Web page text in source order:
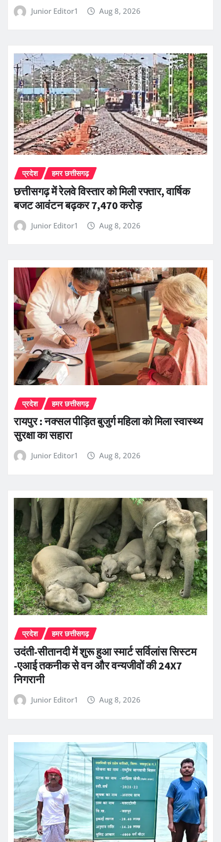
Junior Editor1 Aug 8, 2026
प्रदेश हमर छत्तीसगढ़
छत्तीसगढ़ में रेलवे विस्तार को मिली रफ्तार, वार्षिक
बजट आवंटन बढ़कर 7,470 करोड़
Junior Editor1 Aug 8, 2026
प्रदेश हमर छत्तीसगढ़
रायपुर : नक्सल पीड़ित बुजुर्ग महिला को मिला स्वास्थ्य
सुरक्षा का सहारा
Junior Editor1 Aug 8, 2026
प्रदेश हमर छत्तीसगढ़
उदंती-सीतानदी में शुरू हुआ स्मार्ट सर्विलांस सिस्टम
-एआई तकनीक से वन और वन्यजीवों की 24X7
निगरानी
Junior Editor1 Aug 8, 2026